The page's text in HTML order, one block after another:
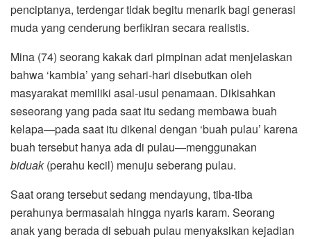
penciptanya, terdengar tidak begitu menarik bagi generasi
muda yang cenderung berfikiran secara realistis.
Mina (74) seorang kakak dari pimpinan adat menjelaskan
bahwa ‘kambia’ yang sehari-hari disebutkan oleh
masyarakat memiliki asal-usul penamaan. Dikisahkan
seseorang yang pada saat itu sedang membawa buah
kelapa—pada saat itu dikenal dengan ‘buah pulau’ karena
buah tersebut hanya ada di pulau—menggunakan
biduak(perahu kecil) menuju seberang pulau.
Saat orang tersebut sedang mendayung, tiba-tiba
perahunya bermasalah hingga nyaris karam. Seorang
anak yang berada di sebuah pulau menyaksikan kejadian